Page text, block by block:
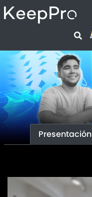
Presentación